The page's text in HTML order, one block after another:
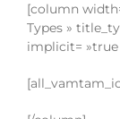
[column
Types »
implicit= »true